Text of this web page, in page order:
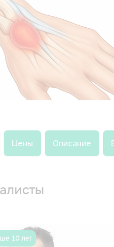
Цены Описание
10 лет